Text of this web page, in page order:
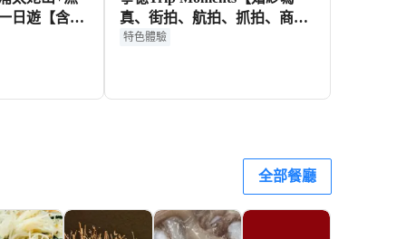
日遊【含門
真、街拍、航拍、抓拍、商業
攝影攝像/一對一・全品類定
特色體驗
全部餐廳